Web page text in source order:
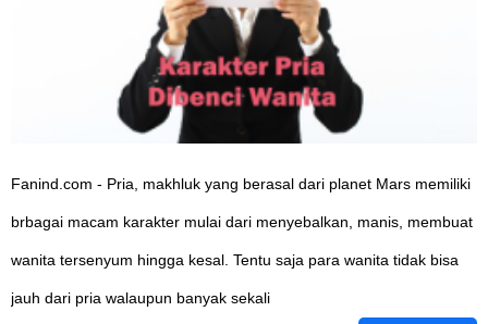
Fanind.com - Pria, makhluk yang berasal dari planet Mars memiliki
brbagai macam karakter mulai dari menyebalkan, manis, membuat
wanita tersenyum hingga kesal. Tentu saja para wanita tidak bisa
jauh dari pria walaupun banyak sekali